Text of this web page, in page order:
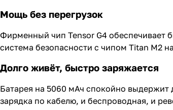
Мощь без перегрузок
Фирменный чип Tensor G4 обеспечивает
система безопасности с чипом Titan M2
Долго живёт, быстро заряжается
Батарея на 5060 мАч спокойно выдержит
зарядка по кабелю, и беспроводная, и